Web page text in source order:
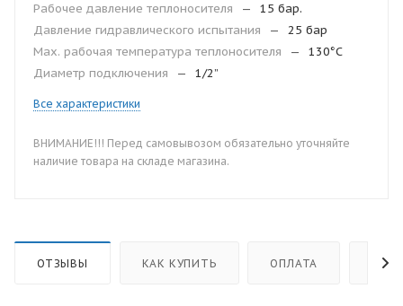
Рабочее давление теплоносителя
—
15 бар.
Давление гидравлического испытания
—
25 бар
Мax. рабочая температура теплоносителя
—
130°С
Диаметр подключения
— 1/2”
Все характеристики
ВНИМАНИЕ!!! Перед самовывозом обязательно уточняйте
наличие товара на складе магазина.
ОТЗЫВЫ КАК КУПИТЬ ОПЛАТА